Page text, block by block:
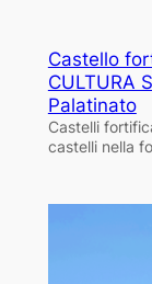
Castello
CULTURA
Palatinato
Castelli
castelli nella